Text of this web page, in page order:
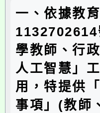
一、依據教
學教師、行
人工智慧」
用，特提供
事項」(教師